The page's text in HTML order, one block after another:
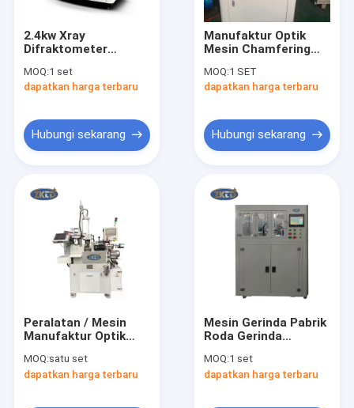
2.4kw Xray
Difraktometer
Struktur Atom Bahan
Kristal
MOQ:1 set
dapatkan harga terbaru
Hubungi sekarang
Manufaktur Optik
Mesin Chamfering
Khusus
MOQ:1 SET
dapatkan harga terbaru
Hubungi sekarang
Peralatan / Mesin
Manufaktur Optik
Pemusatan Tiga
Fase
MOQ:satu set
dapatkan harga terbaru
Mesin Gerinda Pabrik
Roda Gerinda
Otomatis
MOQ:1 set
dapatkan harga terbaru